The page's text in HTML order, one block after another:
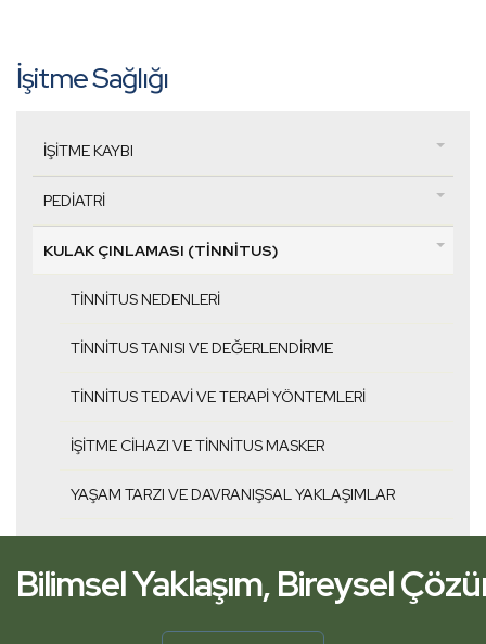
İşitme Sağlığı
İŞITME KAYBI
PEDIATRI
KULAK ÇINLAMASI (TINNITUS)
TINNITUS NEDENLERI
TINNITUS TANISI VE DEĞERLENDIRME
TINNITUS TEDAVI VE TERAPI YÖNTEMLERI
İŞITME CIHAZI VE TINNITUS MASKER
YAŞAM TARZI VE DAVRANIŞSAL YAKLAŞIMLAR
Bilimsel Yaklaşım, Bireysel
İşitme Kliniğiniz Yanınızda.